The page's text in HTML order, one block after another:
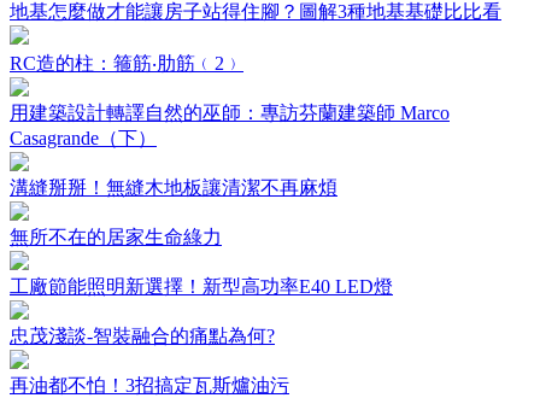
地基怎麼做才能讓房子站得住腳？圖解3種地基基礎比比看
RC造的柱：箍筋‧肋筋﹙2﹚
用建築設計轉譯自然的巫師：專訪芬蘭建築師 Marco
Casagrande（下）
溝縫掰掰！無縫木地板讓清潔不再麻煩
無所不在的居家生命綠力
工廠節能照明新選擇！新型高功率E40 LED燈
忠茂淺談-智裝融合的痛點為何?
再油都不怕！3招搞定瓦斯爐油污